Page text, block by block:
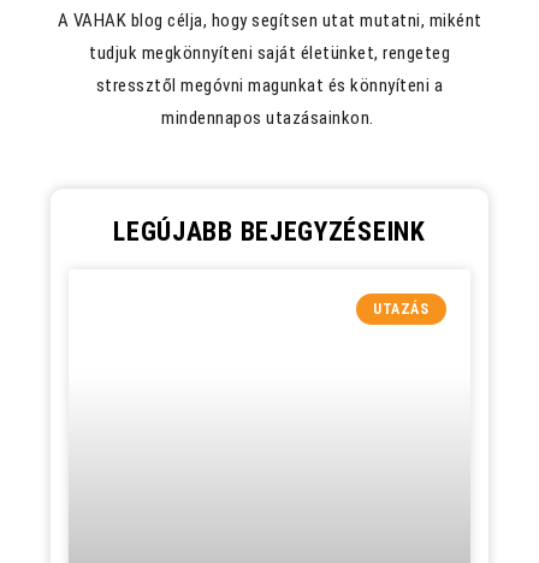
A VAHAK blog célja, hogy segítsen utat mutatni, miként
tudjuk megkönnyíteni saját életünket, rengeteg
stressztől megóvni magunkat és könnyíteni a
mindennapos utazásainkon.
LEGÚJABB BEJEGYZÉSEINK
UTAZÁS